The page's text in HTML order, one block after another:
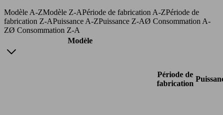
Modèle A-ZModèle Z-APériode de fabrication A-ZPériode de
fabrication Z-APuissance A-ZPuissance Z-AØ Consommation A-
ZØ Consommation Z-A
Modèle
Période de
fabrication